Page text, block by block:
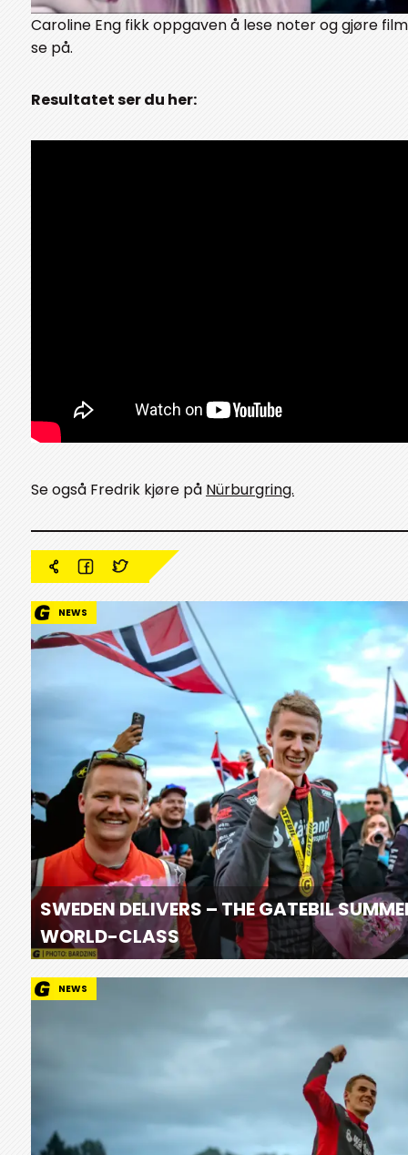
Caroline Eng fikk oppgaven å lese noter og gjøre
se på.
Resultatet ser du her:
Se også Fredrik kjøre på Nürburgring.
NEWS
SWEDEN DELIVERS – THE GATEBIL
WORLD-CLASS
NEWS